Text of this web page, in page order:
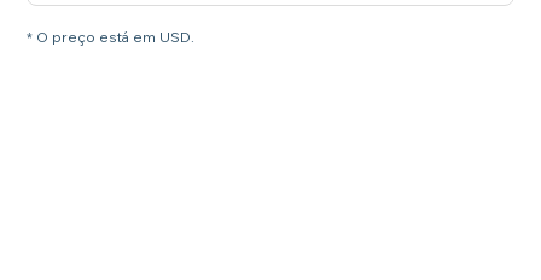
* O preço está em USD.